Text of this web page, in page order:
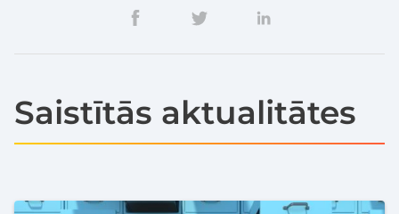
Saistītās aktualitātes